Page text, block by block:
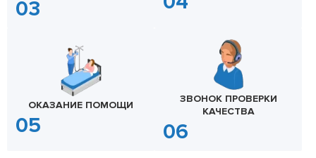
ОКАЗАНИЕ ПОМОЩИ
ЗВОНОК ПРОВЕРКИ
КАЧЕСТВА